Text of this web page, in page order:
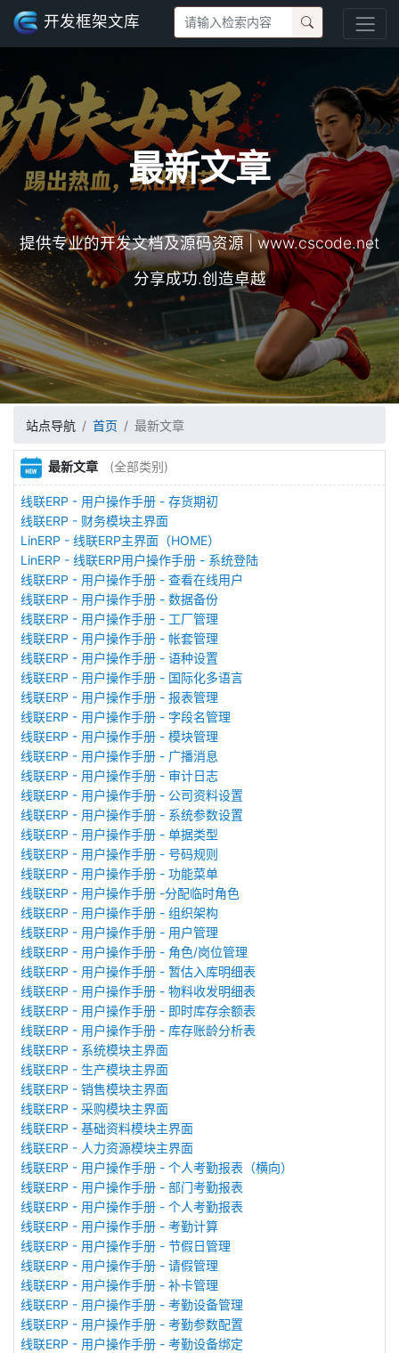
开发框架文库
最新文章
提供专业的开发文档及源码资源 | www.cscode.net
分享成功.创造卓越
站点导航 首页 最新文章
最新文章 (全部类别)
线联ERP - 用户操作手册 - 存货期初
线联ERP - 财务模块主界面
LinERP - 线联ERP主界面（HOME）
LinERP - 线联ERP用户操作手册 - 系统登陆
线联ERP - 用户操作手册 - 查看在线用户
线联ERP - 用户操作手册 - 数据备份
线联ERP - 用户操作手册 - 工厂管理
线联ERP - 用户操作手册 - 帐套管理
线联ERP - 用户操作手册 - 语种设置
线联ERP - 用户操作手册 - 国际化多语言
线联ERP - 用户操作手册 - 报表管理
线联ERP - 用户操作手册 - 字段名管理
线联ERP - 用户操作手册 - 模块管理
线联ERP - 用户操作手册 - 广播消息
线联ERP - 用户操作手册 - 审计日志
线联ERP - 用户操作手册 - 公司资料设置
线联ERP - 用户操作手册 - 系统参数设置
线联ERP - 用户操作手册 - 单据类型
线联ERP - 用户操作手册 - 号码规则
线联ERP - 用户操作手册 - 功能菜单
线联ERP - 用户操作手册 -分配临时角色
线联ERP - 用户操作手册 - 组织架构
线联ERP - 用户操作手册 - 用户管理
线联ERP - 用户操作手册 - 角色/岗位管理
线联ERP - 用户操作手册 - 暂估入库明细表
线联ERP - 用户操作手册 - 物料收发明细表
线联ERP - 用户操作手册 - 即时库存余额表
线联ERP - 用户操作手册 - 库存账龄分析表
线联ERP - 系统模块主界面
线联ERP - 生产模块主界面
线联ERP - 销售模块主界面
线联ERP - 采购模块主界面
线联ERP - 基础资料模块主界面
线联ERP - 人力资源模块主界面
线联ERP - 用户操作手册 - 个人考勤报表（横向）
线联ERP - 用户操作手册 - 部门考勤报表
线联ERP - 用户操作手册 - 个人考勤报表
线联ERP - 用户操作手册 - 考勤计算
线联ERP - 用户操作手册 - 节假日管理
线联ERP - 用户操作手册 - 请假管理
线联ERP - 用户操作手册 - 补卡管理
线联ERP - 用户操作手册 - 考勤设备管理
线联ERP - 用户操作手册 - 考勤参数配置
线联ERP - 用户操作手册 - 考勤设备绑定